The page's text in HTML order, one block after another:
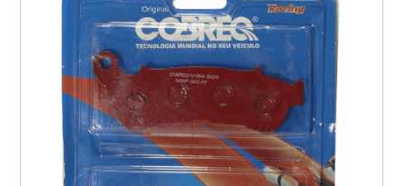
Pneus e Câmaras
Vestuário
Promoções